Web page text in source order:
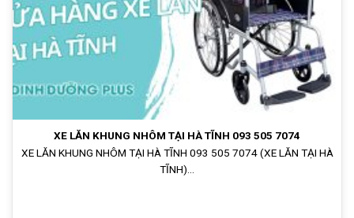
XE LĂN KHUNG NHÔM TẠI HÀ TĨNH 093 505 7074
XE LĂN KHUNG NHÔM TẠI HÀ TĨNH 093 505 7074 (XE LĂN TẠI HÀ
TĨNH)...